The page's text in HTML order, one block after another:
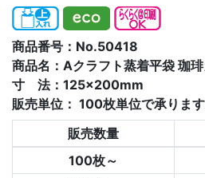
商品番号：No.50418
商品名：Aクラフト蒸着平袋 珈
寸 法：125×200mm
販売単位： 100枚単位で承ります
販売数量
100枚～